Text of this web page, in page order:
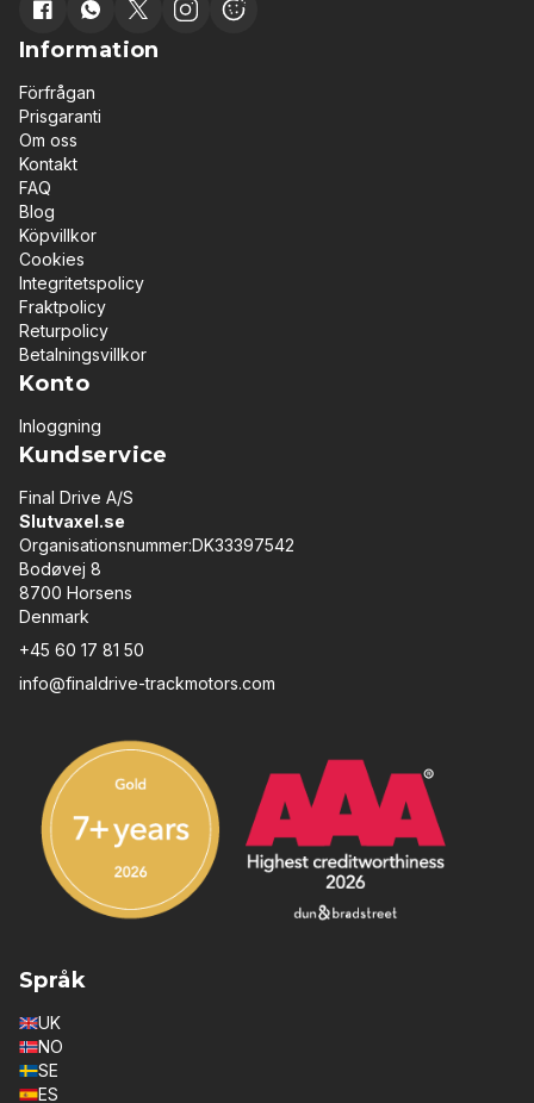
Information
Förfrågan
Prisgaranti
Om oss
Kontakt
FAQ
Blog
Köpvillkor
Cookies
Integritetspolicy
Fraktpolicy
Returpolicy
Betalningsvillkor
Konto
Inloggning
Kundservice
Final Drive A/S
Slutvaxel.se
Organisationsnummer:DK33397542
Bodøvej 8
8700 Horsens
Denmark
+45 60 17 81 50
info@finaldrive-trackmotors.com
Språk
UK
NO
SE
ES